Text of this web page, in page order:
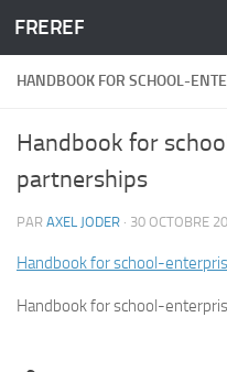
Skip to content
FREREF
HANDBOOK FOR SCHOOL-
Handbook for
partnerships
PAR AXEL JODER · 30 OCTOBRE
Handbook for school-
Handbook for school-